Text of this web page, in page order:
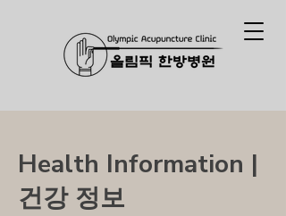
Health Information |
건강 정보